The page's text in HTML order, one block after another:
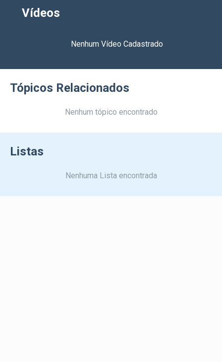
Vídeos
Nenhum Vídeo Cadastrado
Tópicos Relacionados
Nenhum tópico encontrado
Listas
Nenhuma Lista encontrada